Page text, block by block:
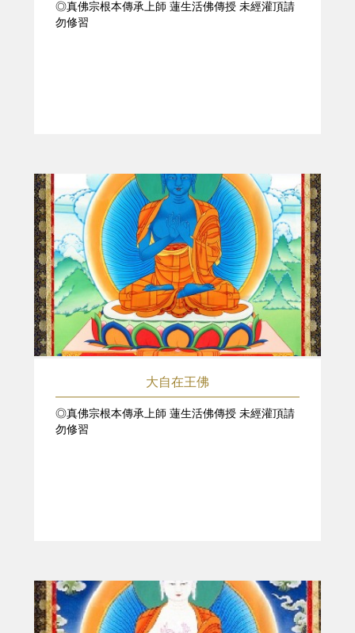
◎真佛宗根本傳承上師 蓮生活佛傳授 未經灌頂請
勿修習
大自在王佛
◎真佛宗根本傳承上師 蓮生活佛傳授 未經灌頂請
勿修習